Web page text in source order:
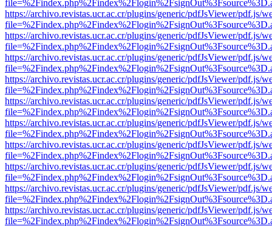
https://archivo.revistas.ucr.ac.cr/plugins/generic/pdfJsViewer/pdf.js/
https://archivo.revistas.ucr.ac.cr/plugins/generic/pdfJsViewer/pdf.js/
https://archivo.revistas.ucr.ac.cr/plugins/generic/pdfJsViewer/pdf.js/
https://archivo.revistas.ucr.ac.cr/plugins/generic/pdfJsViewer/pdf.js/
https://archivo.revistas.ucr.ac.cr/plugins/generic/pdfJsViewer/pdf.js/
https://archivo.revistas.ucr.ac.cr/plugins/generic/pdfJsViewer/pdf.js/
https://archivo.revistas.ucr.ac.cr/plugins/generic/pdfJsViewer/pdf.js/
https://archivo.revistas.ucr.ac.cr/plugins/generic/pdfJsViewer/pdf.js/
https://archivo.revistas.ucr.ac.cr/plugins/generic/pdfJsViewer/pdf.js/
https://archivo.revistas.ucr.ac.cr/plugins/generic/pdfJsViewer/pdf.js/